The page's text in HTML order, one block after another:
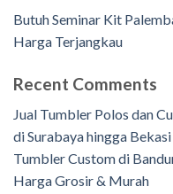
Butuh Seminar Kit
Harga Terjangkau
Recent Comments
Jual Tumbler Polos dan
di Surabaya hingga
Tumbler Custom di
Harga Grosir & Murah